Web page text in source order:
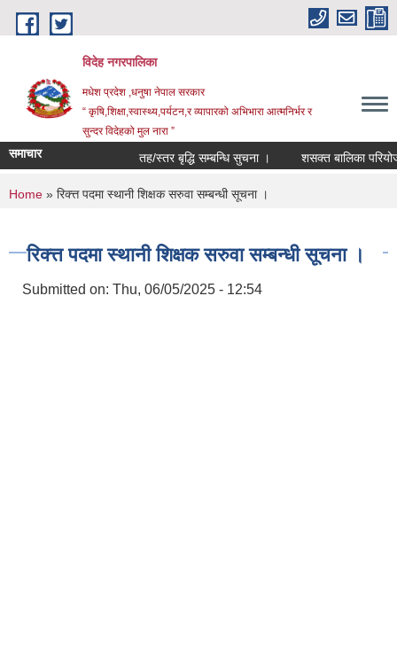
Skip to main content
विदेह नगरपालिका
मधेश प्रदेश ,धनुषा नेपाल सरकार
“ कृषि,शिक्षा,स्वास्थ्य,पर्यटन,र व्यापारको अभिभारा आत्मनिर्भर र
सुन्दर विदेहको मुल नारा ”
समाचार तह/स्तर बृद्धि सम्बन्धि सुचना । शसक्त बालिका
You are here
Home » रिक्त्त पदमा स्थानी शिक्षक सरुवा सम्बन्धी सूचना ।
रिक्त्त पदमा स्थानी शिक्षक सरुवा सम्बन्धी सूचना ।
Submitted on: Thu, 06/05/2025 - 12:54